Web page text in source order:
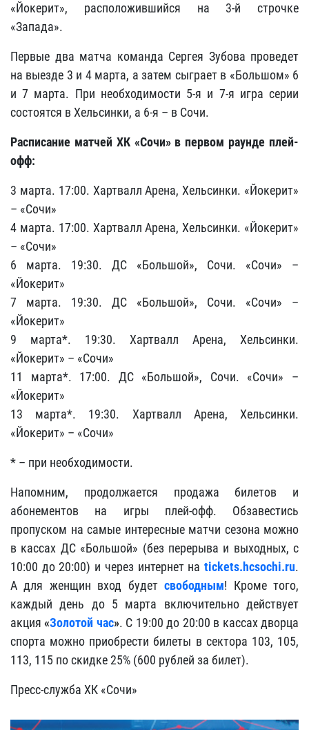
«Йокерит», расположившийся на 3-й строчке
«Запада».
Первые два матча команда Сергея Зубова проведет
на выезде 3 и 4 марта, а затем сыграет в «Большом» 6
и 7 марта. При необходимости 5-я и 7-я игра серии
состоятся в Хельсинки, а 6-я – в Сочи.
Расписание матчей ХК «Сочи» в первом раунде плей-
офф:
3 марта. 17:00. Хартвалл Арена, Хельсинки. «Йокерит»
– «Сочи»
4 марта. 17:00. Хартвалл Арена, Хельсинки. «Йокерит»
– «Сочи»
6 марта. 19:30. ДС «Большой», Сочи. «Сочи» –
«Йокерит»
7 марта. 19:30. ДС «Большой», Сочи. «Сочи» –
«Йокерит»
9 марта*. 19:30. Хартвалл Арена, Хельсинки.
«Йокерит» – «Сочи»
11 марта*. 17:00. ДС «Большой», Сочи. «Сочи» –
«Йокерит»
13 марта*. 19:30. Хартвалл Арена, Хельсинки.
«Йокерит» – «Сочи»
* – при необходимости.
Напомним, продолжается продажа билетов и
абонементов на игры плей-офф. Обзавестись
пропуском на самые интересные матчи сезона можно
в кассах ДС «Большой» (без перерыва и выходных, с
10:00 до 20:00) и через интернет на tickets.hcsochi.ru.
А для женщин вход будетсвободным! Кроме того,
каждый день до 5 марта включительно действует
акция«Золотой час». С 19:00 до 20:00 в кассах дворца
спорта можно приобрести билеты в сектора 103, 105,
113, 115 по скидке 25% (600 рублей за билет).
Пресс-служба ХК «Сочи»